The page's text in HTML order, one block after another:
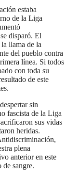
estaba
de la Liga
disparó. El
llama de la
del pueblo contra
línea. Si todos
con toda su
de este
sin
fascista de la Liga
sus vidas
heridas.
plena
anterior en este
de sangre.